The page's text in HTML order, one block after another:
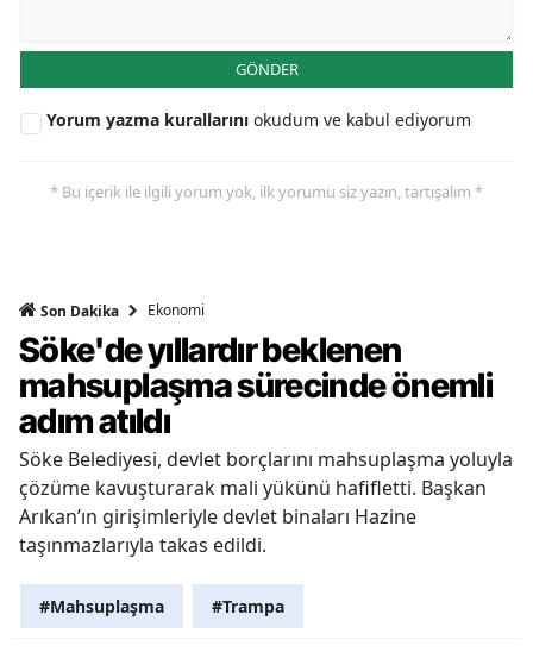
GÖNDER
Yorum yazma kurallarını okudum ve kabul ediyorum
* Bu içerik ile ilgili yorum yok, ilk yorumu siz yazın, tartışalım *
Son Dakika Ekonomi
Söke'de yıllardır beklenen
mahsuplaşma sürecinde önemli
adım atıldı
Söke Belediyesi, devlet borçlarını mahsuplaşma yoluyla
çözüme kavuşturarak mali yükünü hafifletti. Başkan
Arıkan’ın girişimleriyle devlet binaları Hazine
taşınmazlarıyla takas edildi.
#Mahsuplaşma #Trampa